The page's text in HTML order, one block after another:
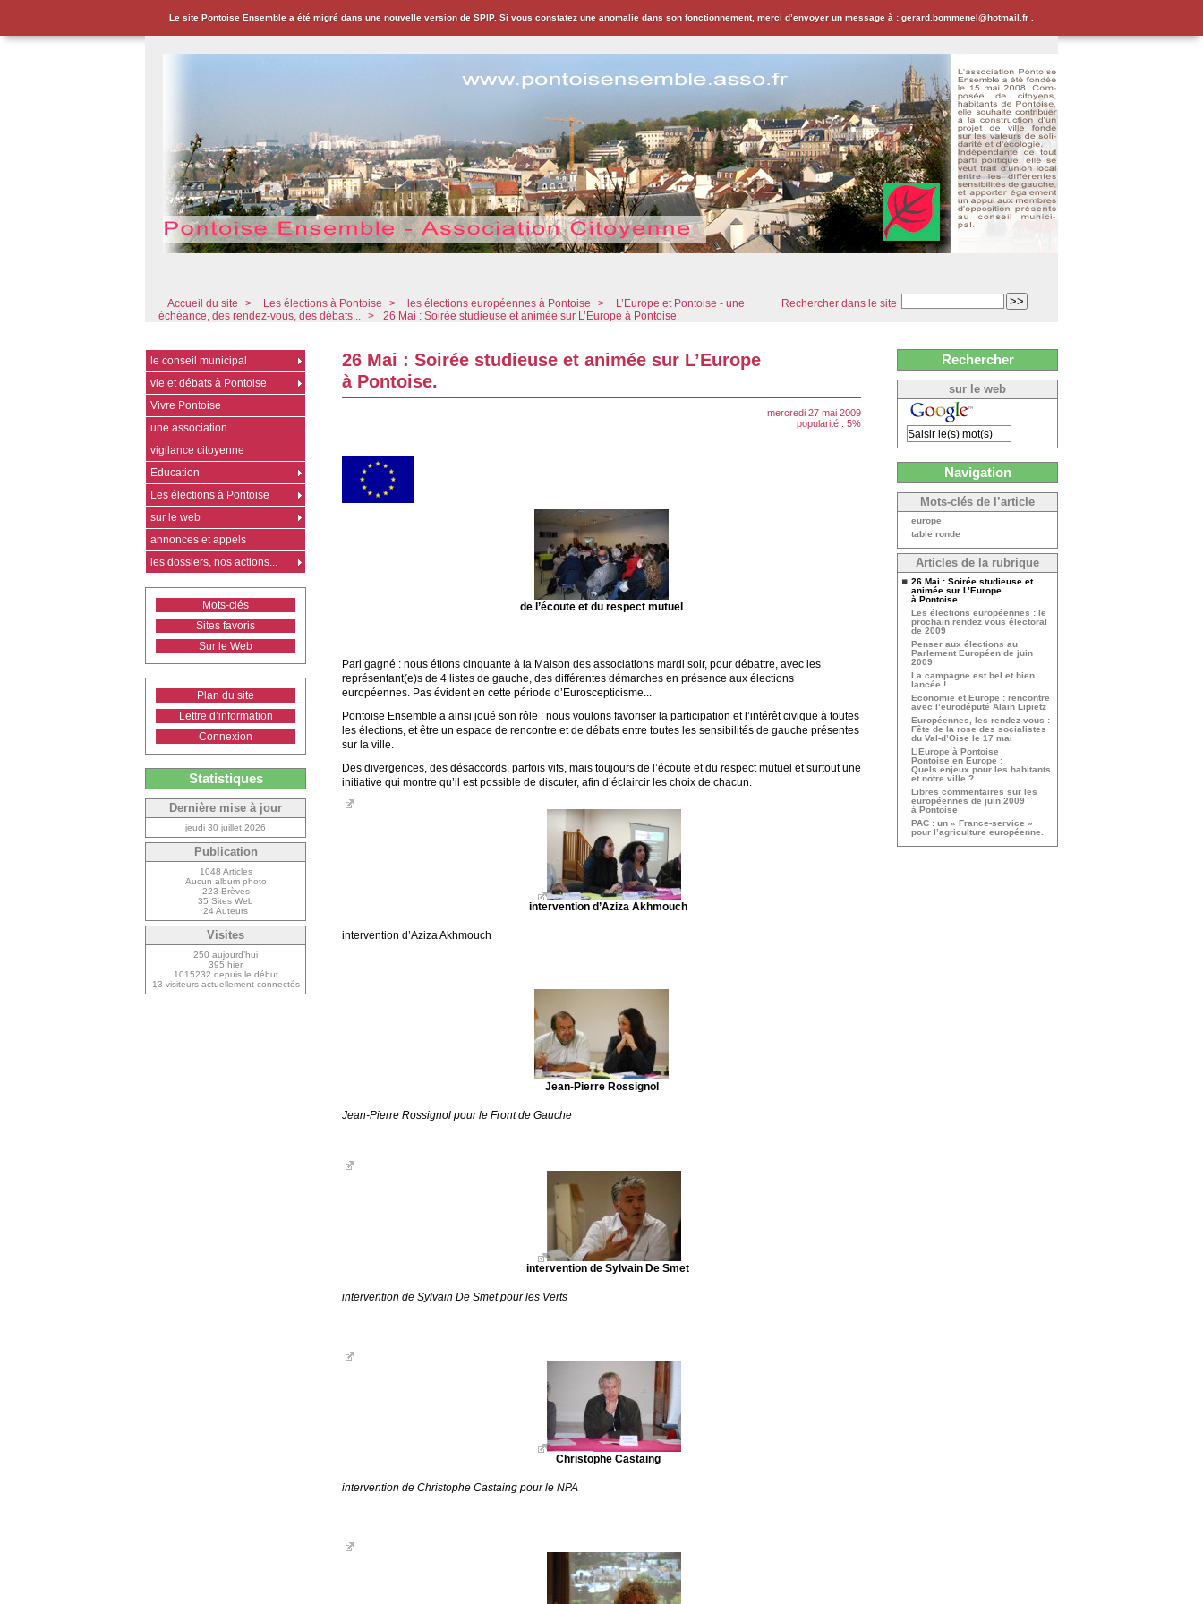
Le site Pontoise Ensemble a été migré dans une nouvelle version de SPIP. Si vous constatez une anomalie dans son fonctionnement, merci d’envoyer un message à : gerard.bommenel@hotmail.fr .
Rechercher dans le site
Accueil du site > Les élections à Pontoise > les élections européennes à Pontoise >
L’Europe et Pontoise - une
échéance, des rendez-vous, des débats... > 26 Mai : Soirée studieuse et animée sur L’Europe à Pontoise.
26 Mai : Soirée studieuse et animée sur L’Europe
à Pontoise.
mercredi 27 mai 2009
popularité : 5%
de l’écoute et du respect mutuel
Pari gagné : nous étions cinquante à la Maison des associations mardi soir, pour débattre, avec les
représentant(e)s de 4 listes de gauche, des différentes démarches en présence aux élections
européennes. Pas évident en cette période d’Euroscepticisme...
Pontoise Ensemble a ainsi joué son rôle : nous voulons favoriser la participation et l’intérêt civique à toutes
les élections, et être un espace de rencontre et de débats entre toutes les sensibilités de gauche présentes
sur la ville.
Des divergences, des désaccords, parfois vifs, mais toujours de l’écoute et du respect mutuel et surtout une
initiative qui montre qu’il est possible de discuter, afin d’éclaircir les choix de chacun.
intervention d’Aziza Akhmouch
intervention d’Aziza Akhmouch
Jean-Pierre Rossignol
Jean-Pierre Rossignol pour le Front de Gauche
intervention de Sylvain De Smet
intervention de Sylvain De Smet pour les Verts
Christophe Castaing
intervention de Christophe Castaing pour le NPA
le conseil municipal
vie et débats à Pontoise
Vivre Pontoise
une association
vigilance citoyenne
Education
Les élections à Pontoise
sur le web
annonces et appels
les dossiers, nos actions...
Mots-clés
Sites favoris
Sur le Web
Plan du site
Lettre d’information
Connexion
Statistiques
Dernière mise à jour
jeudi 30 juillet 2026
Publication
1048 Articles
Aucun album photo
223 Brèves
35 Sites Web
24 Auteurs
Visites
250 aujourd’hui
395 hier
1015232 depuis le début
13 visiteurs actuellement connectés
Rechercher
sur le web
Navigation
Mots-clés de l’article
europe
table ronde
Articles de la rubrique
26 Mai : Soirée studieuse et
animée sur L’Europe
à Pontoise.
Les élections européennes : le
prochain rendez vous électoral
de 2009
Penser aux élections au
Parlement Européen de juin
2009
La campagne est bel et bien
lancée !
Economie et Europe : rencontre
avec l’eurodéputé Alain Lipietz
Européennes, les rendez-vous :
Fête de la rose des socialistes
du Val-d’Oise le 17 mai
L’Europe à Pontoise
Pontoise en Europe :
Quels enjeux pour les habitants
et notre ville ?
Libres commentaires sur les
européennes de juin 2009
à Pontoise
PAC : un « France-service »
pour l’agriculture européenne.